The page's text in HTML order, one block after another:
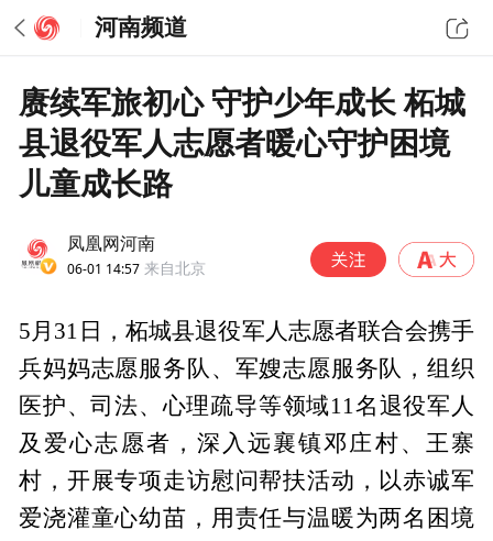
河南频道
赓续军旅初心 守护少年成长 柘城
县退役军人志愿者暖心守护困境
儿童成长路
凤凰网河南
06-01 14:57 来自北京
5月31日，柘城县退役军人志愿者联合会携手
兵妈妈志愿服务队、军嫂志愿服务队，组织
医护、司法、心理疏导等领域11名退役军人
及爱心志愿者，深入远襄镇邓庄村、王寨
村，开展专项走访慰问帮扶活动，以赤诚军
爱浇灌童心幼苗，用责任与温暖为两名困境